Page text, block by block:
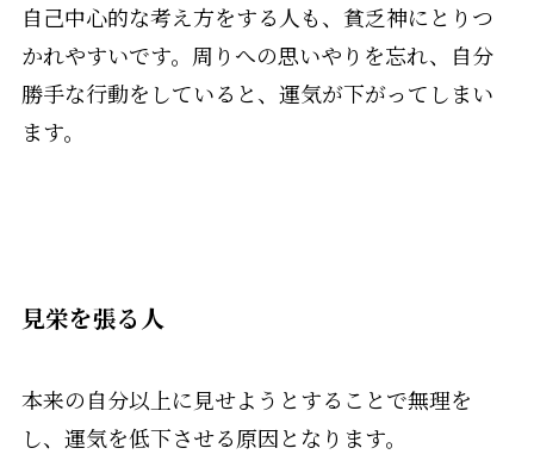
自己中心的な考え方をする人も、貧乏神にとりつ
かれやすいです。周りへの思いやりを忘れ、自分
勝手な行動をしていると、運気が下がってしまい
ます。
見栄を張る人
本来の自分以上に見せようとすることで無理を
し、運気を低下させる原因となります。